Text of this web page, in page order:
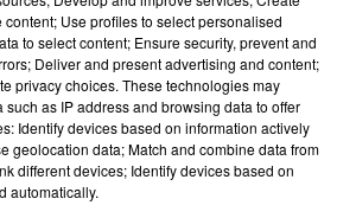
!
et les commentaires sont libres »
Use profiles to select personalised
to select content; Ensure security, prevent and
Deliver and present advertising and content;
privacy choices. These technologies may
as IP address and browsing data to offer
Identify devices based on information actively
geolocation data; Match and combine data from
different devices; Identify devices based on
automatically.